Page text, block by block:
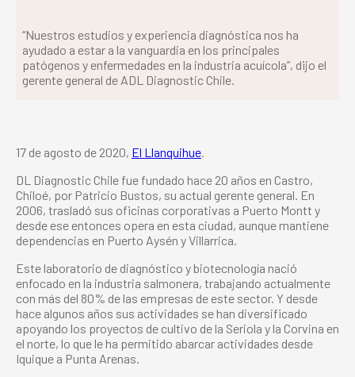
“Nuestros estudios y experiencia diagnóstica nos ha
ayudado a estar a la vanguardia en los principales
patógenos y enfermedades en la industria acuícola”, dijo el
gerente general de ADL Diagnostic Chile.
17 de agosto de 2020, El Llanquihue
DL Diagnostic Chile fue fundado hace 20 años en Castro,
Chiloé, por Patricio Bustos, su actual gerente general. En
2006, trasladó sus oficinas corporativas a Puerto Montt y
desde ese entonces opera en esta ciudad, aunque mantiene
dependencias en Puerto Aysén y Villarrica.
Este laboratorio de diagnóstico y biotecnología nació
enfocado en la industria salmonera, trabajando actualmente
con más del 80% de las empresas de este sector. Y desde
hace algunos años sus actividades se han diversificado
apoyando los proyectos de cultivo de la Seriola y la Corvina en
el norte, lo que le ha permitido abarcar actividades desde
Iquique a Punta Arenas.